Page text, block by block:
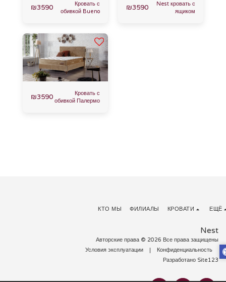
Кровать с
обивкой Bueno
₪3590
Nest кровать с
ящиком
₪3590
Кровать с
обивкой Палермо
₪3590
Nest
Авторские права © 2026 Все права защищены
Условия эксплуатации | Конфиденциальность
Разработано Site123
КТО МЫ ФИЛИАЛЫ КРОВАТИ ЕЩЁ